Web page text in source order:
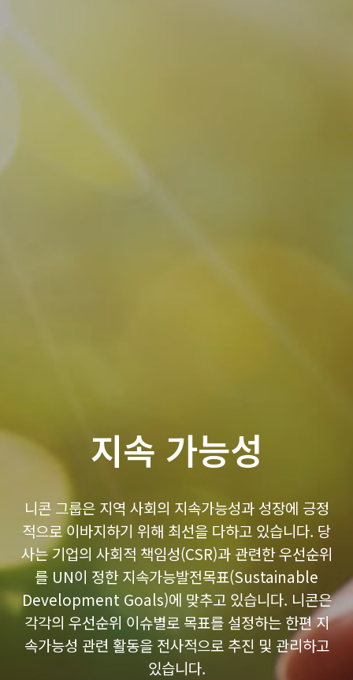
지속 가능성
니콘 그룹은 지역 사회의 지속가능성과 성장에 긍정
적으로 이바지하기 위해 최선을 다하고 있습니다. 당
사는 기업의 사회적 책임성(CSR)과 관련한 우선순위
를 UN이 정한 지속가능발전목표(Sustainable
Development Goals)에 맞추고 있습니다. 니콘은
각각의 우선순위 이슈별로 목표를 설정하는 한편 지
속가능성 관련 활동을 전사적으로 추진 및 관리하고
있습니다.